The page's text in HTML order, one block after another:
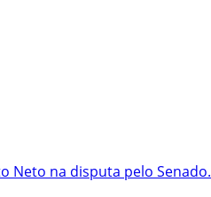
Neto na disputa pelo Senado.